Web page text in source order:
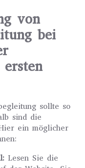
von
bei
sollte so
sind die
ein möglicher
Lesen Sie die